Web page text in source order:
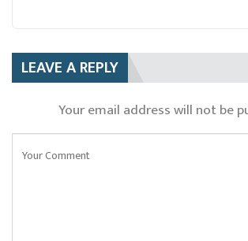
LEAVE A REPLY
Your email address will not be